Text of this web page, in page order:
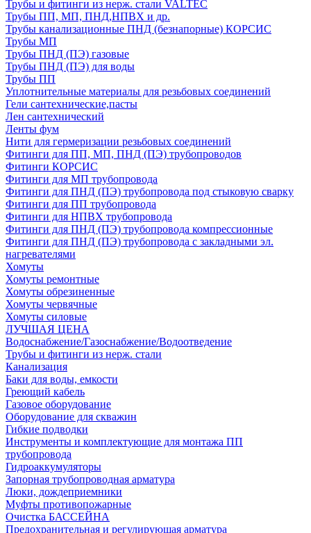
Трубы и фитинги из нерж. стали VALTEC
Трубы ПП, МП, ПНД,НПВХ и др.
Трубы канализационные ПНД (безнапорные) КОРСИС
Трубы МП
Трубы ПНД (ПЭ) газовые
Трубы ПНД (ПЭ) для воды
Трубы ПП
Уплотнительные материалы для резьбовых соединений
Гели сантехнические,пасты
Лен сантехнический
Ленты фум
Нити для гермеризации резьбовых соединений
Фитинги для ПП, МП, ПНД (ПЭ) трубопроводов
Фитинги КОРСИС
Фитинги для МП трубопровода
Фитинги для ПНД (ПЭ) трубопровода под стыковую сварку
Фитинги для ПП трубопровода
Фитинги для НПВХ трубопровода
Фитинги для ПНД (ПЭ) трубопровода компрессионные
Фитинги для ПНД (ПЭ) трубопровода с закладными эл.
нагревателями
Хомуты
Хомуты ремонтные
Хомуты обрезиненные
Хомуты червячные
Хомуты силовые
ЛУЧШАЯ ЦЕНА
Водоснабжение/Газоснабжение/Водоотведение
Трубы и фитинги из нерж. стали
Канализация
Баки для воды, емкости
Греющий кабель
Газовое оборудование
Оборудование для скважин
Гибкие подводки
Инструменты и комплектующие для монтажа ПП
трубопровода
Гидроаккумуляторы
Запорная трубопроводная арматура
Люки, дождеприемники
Муфты противопожарные
Очистка БАССЕЙНА
Предохранительная и регулирующая арматура